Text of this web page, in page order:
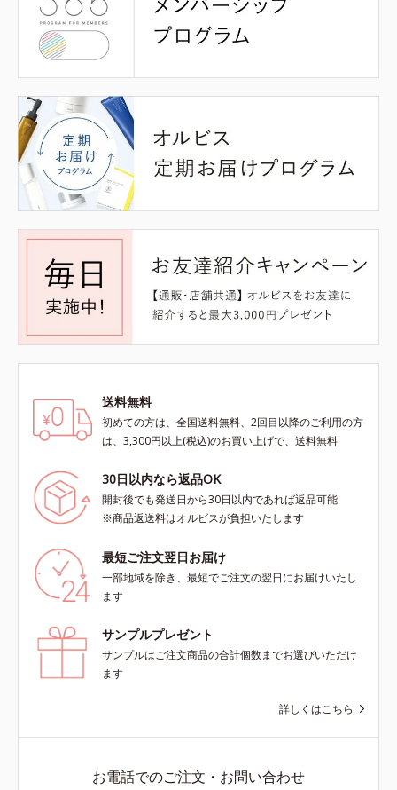
送料無料
初めての方は、全国送料無料、2回目以降のご利用の方
は、3,300円以上(税込)のお買い上げで、送料無料
30日以内なら返品OK
開封後でも発送日から30日以内であれば返品可能
※商品返送料はオルビスが負担いたします
最短ご注文翌日お届け
一部地域を除き、最短でご注文の翌日にお届けいたし
ます
サンプルプレゼント
サンプルはご注文商品の合計個数までお選びいただけ
ます
詳しくはこちら
お電話でのご注文・お問い合わせ